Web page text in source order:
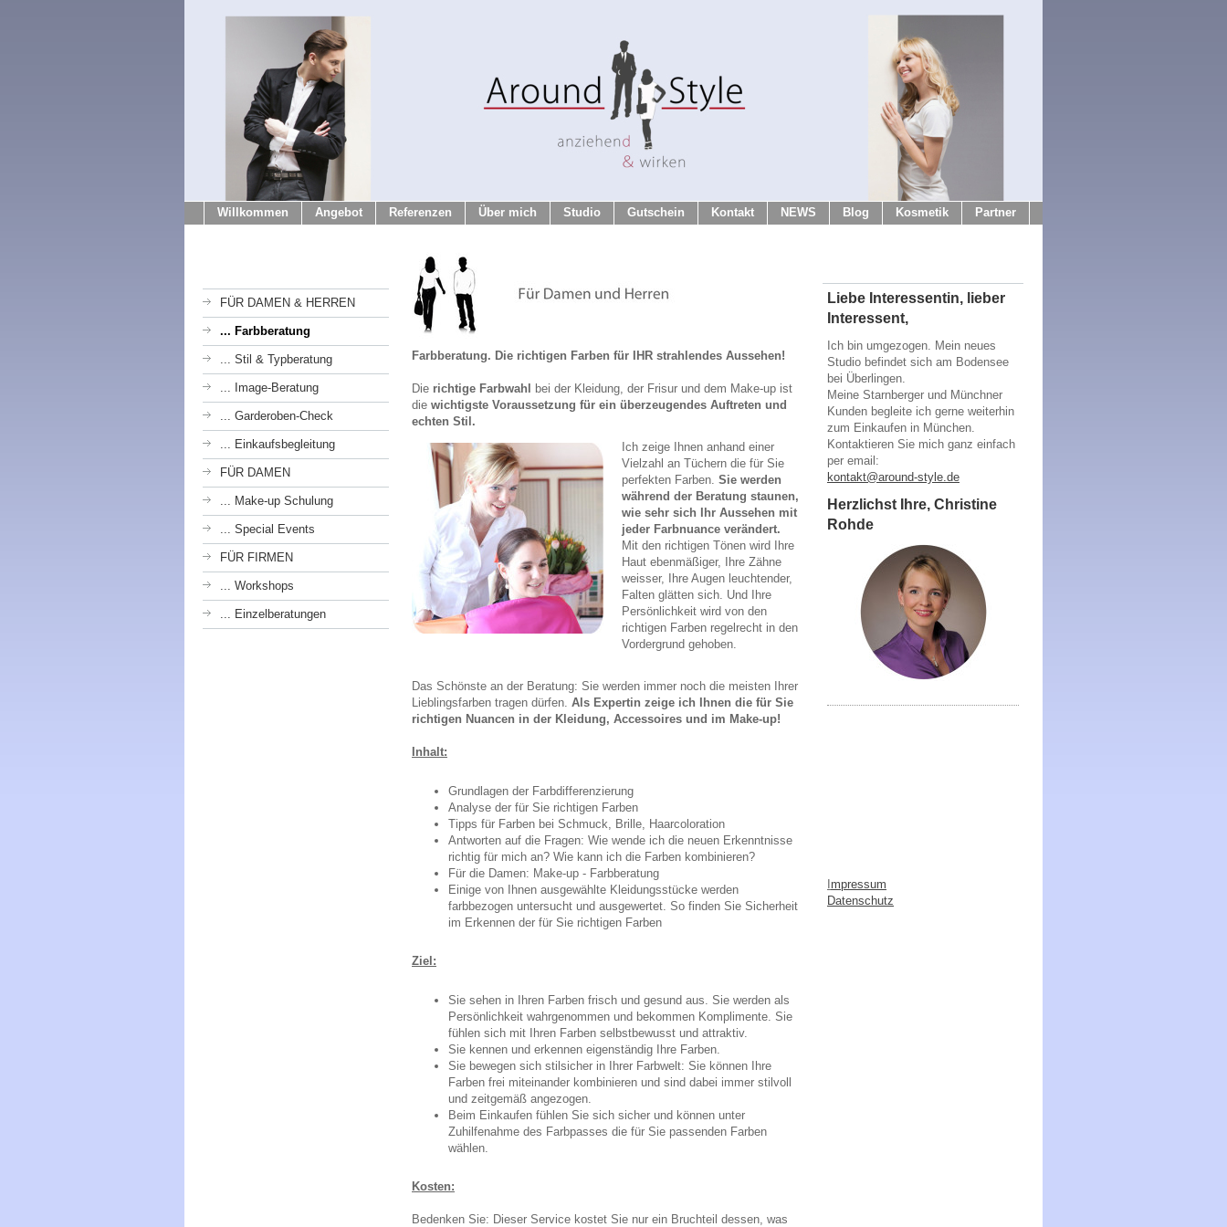
Willkommen Angebot Referenzen Über mich Studio Gutschein Kontakt NEWS Blog Kosmetik Partner
FÜR DAMEN & HERREN
... Farbberatung
... Stil & Typberatung
... Image-Beratung
... Garderoben-Check
... Einkaufsbegleitung
FÜR DAMEN
... Make-up Schulung
... Special Events
FÜR FIRMEN
... Workshops
... Einzelberatungen
Farbberatung. Die richtigen Farben für IHR strahlendes Aussehen!
Die richtige Farbwahl
bei der Kleidung, der Frisur und dem Make-up ist
die wichtigste Voraussetzung für ein überzeugendes Auftreten und
echten Stil.
Ich zeige Ihnen anhand einer
Vielzahl an Tüchern die für Sie
perfekten Farben. Sie werden
während der Beratung staunen,
wie sehr sich Ihr Aussehen mit
jeder Farbnuance verändert.
Mit den richtigen Tönen wird Ihre
Haut ebenmäßiger, Ihre Zähne
weisser, Ihre Augen leuchtender,
Falten glätten sich. Und Ihre
Persönlichkeit wird von den
richtigen Farben regelrecht in den
Vordergrund gehoben.
Das Schönste an der Beratung: Sie werden immer noch die meisten Ihrer
Lieblingsfarben tragen dürfen. Als Expertin zeige ich Ihnen die für Sie
richtigen Nuancen in der Kleidung, Accessoires und im Make-up!
Inhalt:
Grundlagen der Farbdifferenzierung
Analyse der für Sie richtigen Farben
Tipps für Farben bei Schmuck, Brille, Haarcoloration
Antworten auf die Fragen: Wie wende ich die neuen Erkenntnisse
richtig für mich an? Wie kann ich die Farben kombinieren?
Für die Damen: Make-up - Farbberatung
Einige von Ihnen ausgewählte Kleidungsstücke werden
farbbezogen untersucht und ausgewertet. So finden Sie Sicherheit
im Erkennen der für Sie richtigen Farben
Ziel:
Sie sehen in Ihren Farben frisch und gesund aus. Sie werden als
Persönlichkeit wahrgenommen und bekommen Komplimente. Sie
fühlen sich mit Ihren Farben selbstbewusst und attraktiv.
Sie kennen und erkennen eigenständig Ihre Farben.
Sie bewegen sich stilsicher in Ihrer Farbwelt: Sie können Ihre
Farben frei miteinander kombinieren und sind dabei immer stilvoll
und zeitgemäß angezogen.
Beim Einkaufen fühlen Sie sich sicher und können unter
Zuhilfenahme des Farbpasses die für Sie passenden Farben
wählen.
Kosten:
Bedenken Sie: Dieser Service kostet Sie nur ein Bruchteil dessen, was
Liebe Interessentin, lieber
Interessent,
Ich bin umgezogen. Mein neues
Studio befindet sich am Bodensee
bei Überlingen.
Meine Starnberger und Münchner
Kunden begleite ich gerne weiterhin
zum Einkaufen in München.
Kontaktieren Sie mich ganz einfach
per email:
kontakt@around-style.de
Herzlichst Ihre, Christine
Rohde
mpressum
Datenschutz